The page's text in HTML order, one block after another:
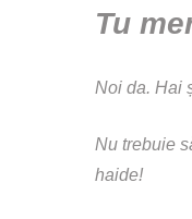
Tu
Noi da. Hai
Nu trebuie
haide!